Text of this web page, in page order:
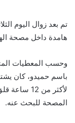
تم بعد زوال اليوم
هامدة داخل مصحة
وحسب المعطيات
باسم حميدو، كان
لأكثر من
المصحة للبحث عنه.